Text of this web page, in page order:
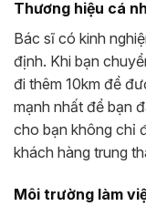
Thương hiệu cá
Bác sĩ có kinh
định. Khi bạn
đi thêm 10km để
mạnh nhất để bạn
cho bạn không chỉ
khách hàng trung
Môi trường làm